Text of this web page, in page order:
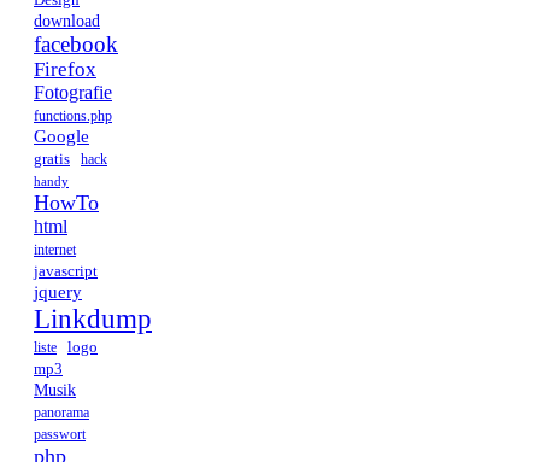
download
facebook
Firefox
Fotografie
functions.php
Google
gratis hack
handy
HowTo
html
internet
javascript
jquery
Linkdump
liste
logo
mp3
Musik
panorama
passwort
php